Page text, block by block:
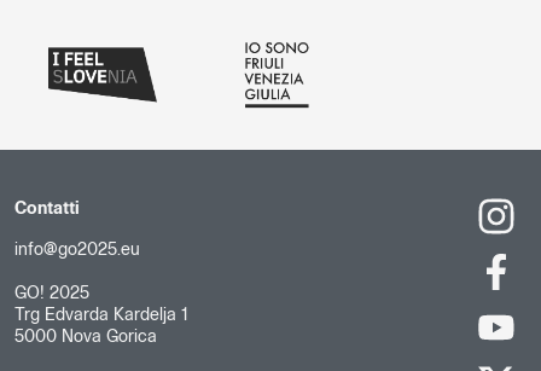
Contatti
info@go2025.eu
GO! 2025
Trg Edvarda Kardelja 1
5000 Nova Gorica